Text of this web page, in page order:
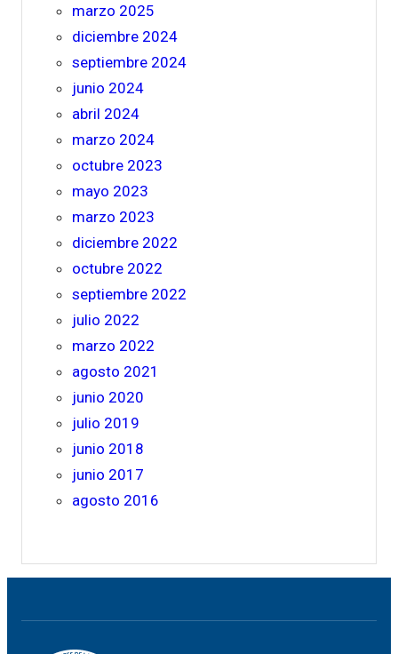
marzo 2025
diciembre 2024
septiembre 2024
junio 2024
abril 2024
marzo 2024
octubre 2023
mayo 2023
marzo 2023
diciembre 2022
octubre 2022
septiembre 2022
julio 2022
marzo 2022
agosto 2021
junio 2020
julio 2019
junio 2018
junio 2017
agosto 2016